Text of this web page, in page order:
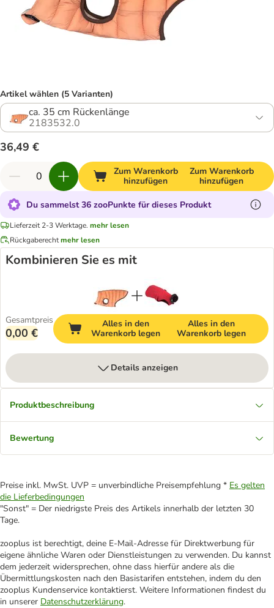
Artikel wählen (5 Varianten)
ca. 35 cm Rückenlänge
2183532.0
36,49 €
Zum Warenkorb
hinzufügen
Zum Warenkorb
hinzufügen
Du sammelst 36 zooPunkte für dieses Produkt
Lieferzeit 2-3 Werktage. mehr lesen
Rückgaberechtmehr lesen
Kombinieren Sie es mit
Gesamtpreis
0,00 €
Alles in den
Warenkorb legen
Alles in den
Warenkorb legen
Details anzeigen
Produktbeschreibung
Bewertung
Preise inkl. MwSt. UVP = unverbindliche Preisempfehlung * Es gelten
die Lieferbedingungen
"Sonst" = Der niedrigste Preis des Artikels innerhalb der letzten 30
Tage.
zooplus ist berechtigt, deine E-Mail-Adresse für Direktwerbung für
eigene ähnliche Waren oder Dienstleistungen zu verwenden. Du kannst
dem jederzeit widersprechen, ohne dass hierfür andere als die
Übermittlungskosten nach den Basistarifen entstehen, indem du den
zooplus Kundenservice kontaktierst. Weitere Informationen findest du
in unserer Datenschutzerklärung.